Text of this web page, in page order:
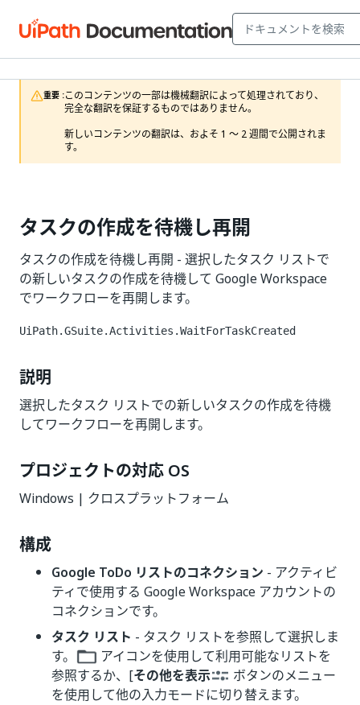
重要 :このコンテンツの一部は機械翻訳によって処理されており、
完全な翻訳を保証するものではありません。
新しいコンテンツの翻訳は、およそ 1 ～ 2 週間で公開されま
す。
タスクの作成を待機し再開
タスクの作成を待機し再開 - 選択したタスク リストで
の新しいタスクの作成を待機して Google Workspace
でワークフローを再開します。
UiPath.GSuite.Activities.WaitForTaskCreated
説明
選択したタスク リストでの新しいタスクの作成を待機
してワークフローを再開します。
プロジェクトの対応 OS
Windows | クロスプラットフォーム
構成
Google ToDo リストのコネクション - アクティビ
ティで使用する Google Workspace アカウントの
コネクションです。
タスク リスト - タスク リストを参照して選択しま
す。
アイコンを使用して利用可能なリストを
参照するか、[その他を表示
ボタンのメニュー
を使用して他の入力モードに切り替えます。